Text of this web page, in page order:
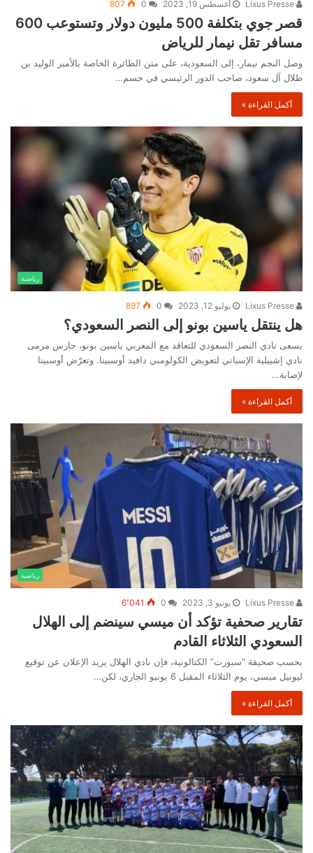
أغسطس 19, 2023 807
قصر جوي بتكلفة 500 مليون دولار وتستوعب 600
مسافر تقل نيمار للرياض
وصل النجم نيمار، إلى السعودية، على متن الطائرة الخاصة بالأمير الوليد بن
طلال آل سعود، صاحب الدور الرئيسي في حسم…
أكمل القراءة »
رياضية
يوليو 12, 2023 897
هل ينتقل ياسين بونو إلى النصر السعودي؟
يسعى نادي النصر السعودي للتعاقد مع المغربي ياسين بونو، حارس مرمى
نادي إشبيلية الإسباني لتعويض الكولومبي دافيد أوسبينا. وتعرّض أوسبينا
لإصابة…
أكمل القراءة »
رياضية
يونيو 3, 2023 6٬041
تقارير صحفية تؤكد أن ميسي سينضم إلى الهلال
السعودي الثلاثاء القادم
بحسب صحيفة “سبورت” الكتالونية، فإن نادي الهلال يريد الإعلان عن توقيع
ليونيل ميسي، يوم الثلاثاء المقبل 6 يونيو الجاري، لكن…
أكمل القراءة »